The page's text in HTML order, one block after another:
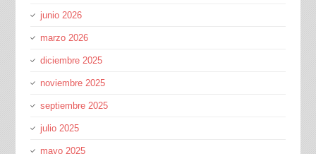
junio 2026
marzo 2026
diciembre 2025
noviembre 2025
septiembre 2025
julio 2025
mayo 2025